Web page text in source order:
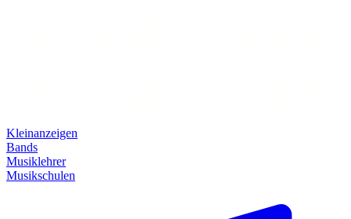
Kleinanzeigen
Bands
Musiklehrer
Musikschulen